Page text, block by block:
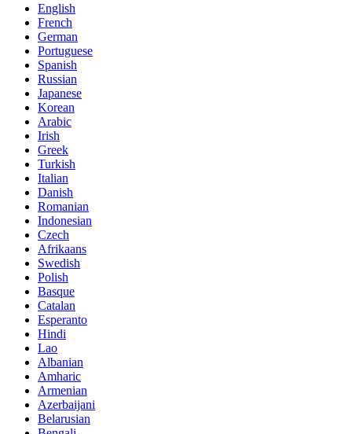
English
French
German
Portuguese
Spanish
Russian
Japanese
Korean
Arabic
Irish
Greek
Turkish
Italian
Danish
Romanian
Indonesian
Czech
Afrikaans
Swedish
Polish
Basque
Catalan
Esperanto
Hindi
Lao
Albanian
Amharic
Armenian
Azerbaijani
Belarusian